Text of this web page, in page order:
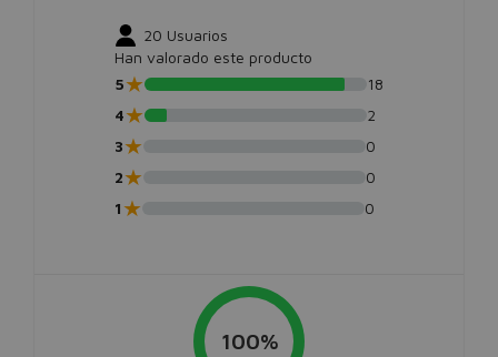
20 Usuarios
Han valorado este producto
5★
18
4★
2
3★
0
2★
0
1★ 0
100%